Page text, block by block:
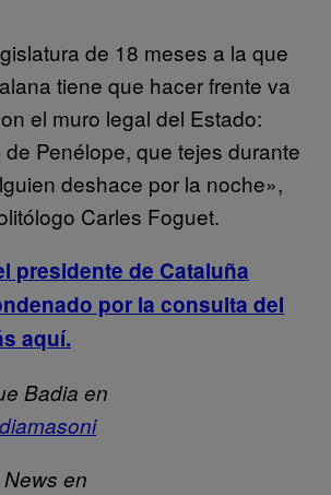
de 18 meses a la que
tiene que hacer frente va
el muro legal del Estado:
de Penélope, que tejes durante
deshace por la noche»,
Carles Foguet.
presidente de Cataluña
por la consulta del
aquí.
Badia en
en